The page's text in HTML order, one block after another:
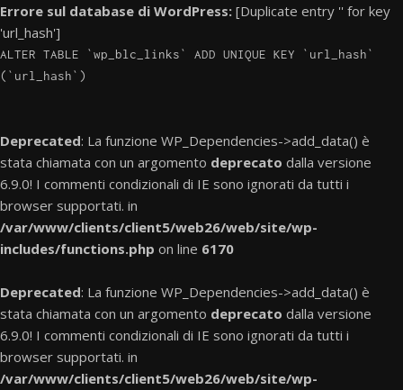
Errore sul database di WordPress: [Duplicate entry '' for key
'url_hash']
ALTER TABLE `wp_blc_links` ADD UNIQUE KEY `url_hash`
(`url_hash`)
Deprecated: La funzione WP_Dependencies->add_data() è
stata chiamata con un argomento deprecato dalla versione
6.9.0! I commenti condizionali di IE sono ignorati da tutti i
browser supportati. in
/var/www/clients/client5/web26/web/site/wp-
includes/functions.php on line 6170
Deprecated: La funzione WP_Dependencies->add_data() è
stata chiamata con un argomento deprecato dalla versione
6.9.0! I commenti condizionali di IE sono ignorati da tutti i
browser supportati. in
/var/www/clients/client5/web26/web/site/wp-